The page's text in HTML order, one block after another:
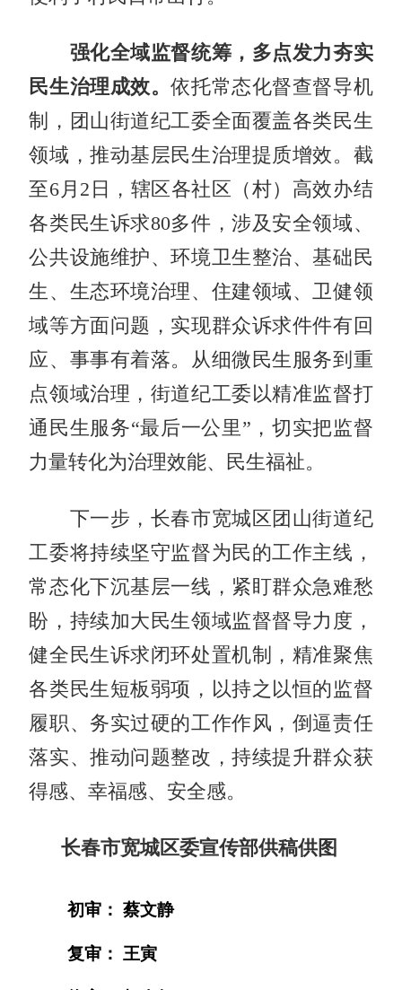
强化全域监督统筹，多点发力夯实
民生治理成效。依托常态化督查督导机
制，团山街道纪工委全面覆盖各类民生
领域，推动基层民生治理提质增效。截
至6月2日，辖区各社区（村）高效办结
各类民生诉求80多件，涉及安全领域、
公共设施维护、环境卫生整治、基础民
生、生态环境治理、住建领域、卫健领
域等方面问题，实现群众诉求件件有回
应、事事有着落。从细微民生服务到重
点领域治理，街道纪工委以精准监督打
通民生服务“最后一公里”，切实把监督
力量转化为治理效能、民生福祉。
下一步，长春市宽城区团山街道纪
工委将持续坚守监督为民的工作主线，
常态化下沉基层一线，紧盯群众急难愁
盼，持续加大民生领域监督督导力度，
健全民生诉求闭环处置机制，精准聚焦
各类民生短板弱项，以持之以恒的监督
履职、务实过硬的工作作风，倒逼责任
落实、推动问题整改，持续提升群众获
得感、幸福感、安全感。
长春市宽城区委宣传部供稿供图
初审： 蔡文静
复审： 王寅